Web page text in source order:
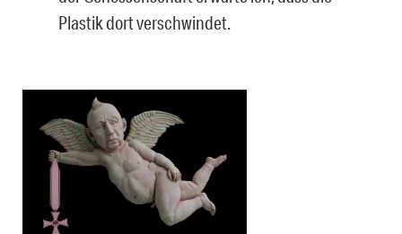
Plastik dort verschwindet.